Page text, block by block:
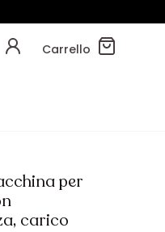
Carrello
per
carico